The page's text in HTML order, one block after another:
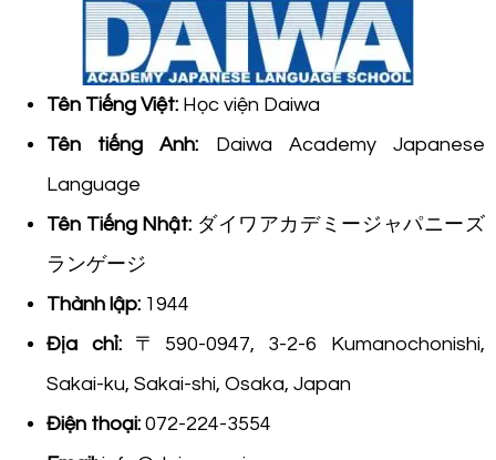
Tên Tiếng Việt: Học viện Daiwa
Tên tiếng Anh: Daiwa Academy Japanese
Language
Tên Tiếng Nhật: ダイワアカデミージャパニーズ
ランゲージ
Thành lập: 1944
Địa chỉ:〒590-0947, 3-2-6 Kumanochonishi,
Sakai-ku, Sakai-shi, Osaka, Japan
Điện thoại: 072-224-3554